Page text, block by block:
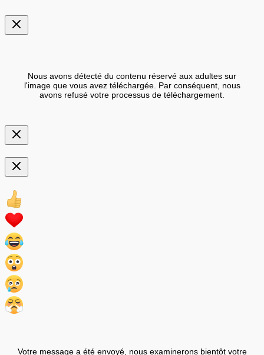
Nous avons détecté du contenu réservé aux adultes sur
l'image que vous avez téléchargée. Par conséquent, nous
avons refusé votre processus de téléchargement.
Votre message a été envoyé, nous examinerons bientôt votre